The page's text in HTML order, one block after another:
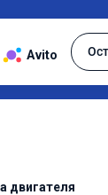
Avito
двигателя